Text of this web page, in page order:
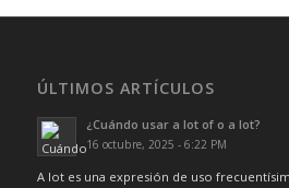
ÚLTIMOS ARTÍCULOS
¿Cuándo usar a lot of o a lot?
16 octubre, 2025 - 6:22 PM
A lot es una expresión de uso